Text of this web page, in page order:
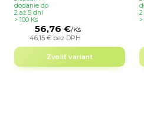
56,76 €/Ks
46,15 € bez DPH
dodanie do
2 až 5 dní
> 100 Ks
Zvoliť variant